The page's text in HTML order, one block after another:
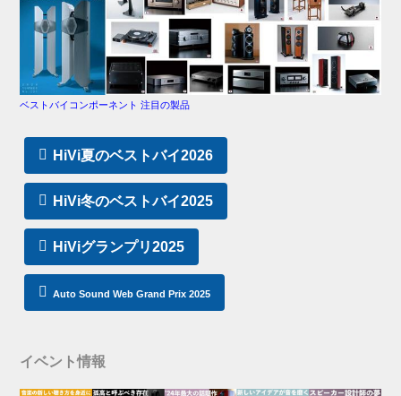
ベストバイコンポーネント 注目の製品
HiVi夏のベストバイ2026
HiVi冬のベストバイ2025
HiViグランプリ2025
Auto Sound Web Grand Prix 2025
イベント情報